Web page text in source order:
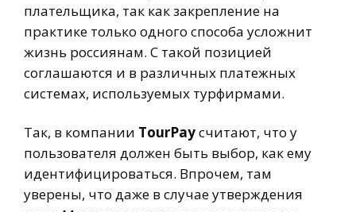
плательщика, так как закрепление на
практике только одного способа усложнит
жизнь россиянам. С такой позицией
соглашаются и в различных платежных
системах, используемых турфирмами.
Так, в компании TourPayсчитают, что у
пользователя должен быть выбор, как ему
идентифицироваться. Впрочем, там
уверены, что даже в случае утверждения